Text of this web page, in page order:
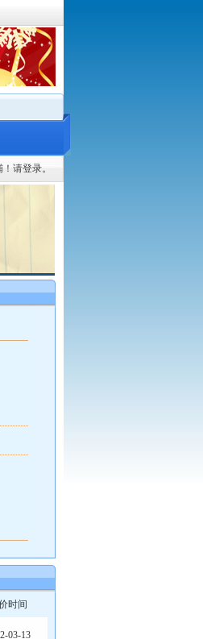
！请登录。
时间
03-13